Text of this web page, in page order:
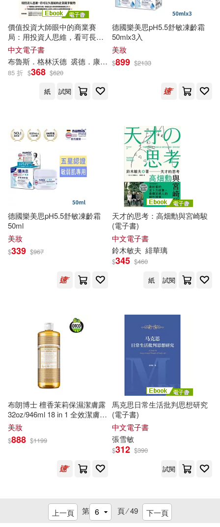
黃宗潔（Cathy Huang）(2)
齋藤孝(2) 龔俊恆(2)
（德）卡爾·洛維特(2)
（德）馬丁·湯姆·迪克，（德）延斯
（法）克莉司德·布提可南(2)
（美）白瑪琳(2)
（英）彼得·沃森(2)
（英）蓋特(2)
(德)康特洛維茨(1)
(德)羅曼(1)
(德)金沙黛，(德)弗思編(1)
(日)藤屋伸二(1)
(日)鈴木敏文(1)
福建教育出版社(3)
秀威資訊(3)
立信會計出版社(3)
線裝書局(3)
西北工業大學出版社(3)
西南師範大學出版社(3)
西安交通大學出版社(3)
輔仁大學出版社(3) 野人(3)
開明出版社(3)
陝西師範大學出版社(3)
鷺江出版社(3)
Eloquence(2)
中國三峽出版社(2)
價值投資大師眼中的商業賽
局：用投資人思維，看可長久
發展的企業競爭優勢 (電子書)
中文電子書
布魯斯．格林沃德 裘德．康恩 梁東屏
85 折 $368 $620
紙
試閱
德國樂美思pH5.5舒敏凍齡霜
50mlx3入
美妝
$899 $2133
德國樂美思pH5.5舒敏凍齡霜
50ml
美妝
$339 $967
天才的思考：高畑勳與宮崎駿
(電子書)
中文電子書
鈴木敏夫 緋華璃
$345 $460
紙
試閱
布朗博士 檀香茉莉保濕潔膚露
32oz/946ml 18 in 1 全效潔膚露
檀香茉莉
美妝
$888 $1199
馬克思日常生活批判思想研究
(電子書)
中文電子書
張雪敏
$312 $390
試閱
上一頁 第 頁 ⁄49 下一頁